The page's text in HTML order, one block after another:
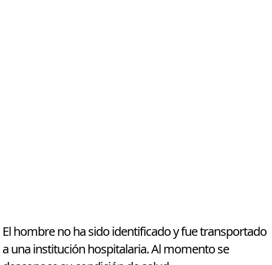
El hombre no ha sido identificado y fue transportado
a una institución hospitalaria. Al momento se